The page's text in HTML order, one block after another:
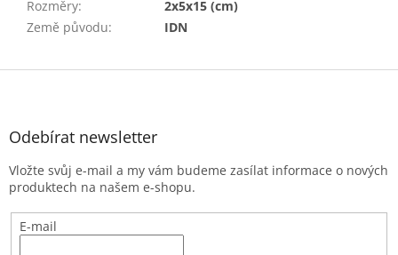
Rozměry:
2x5x15 (cm)
Země původu: IDN
Z
Odebírat newsletter
Vložte svůj e-mail a my vám budeme zasílat informace o nových
produktech na našem e-shopu.
E-mail